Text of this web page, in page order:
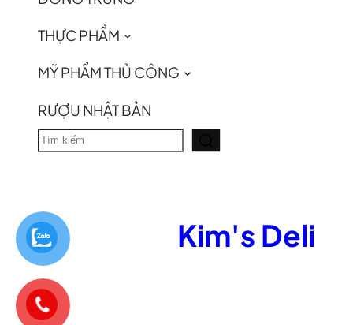
THỰC PHẨM
MỸ PHẨM THỦ CÔNG
RƯỢU NHẬT BẢN
T
k
i
ế
m
Kim's Deli